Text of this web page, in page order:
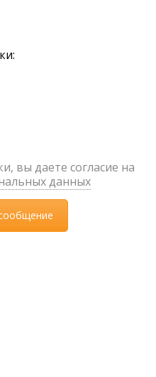
вы даете согласие на
данных